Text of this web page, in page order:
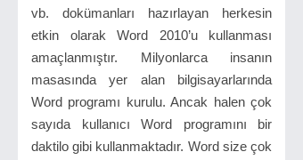
vb. dokümanları hazırlayan herkesin
etkin olarak Word 2010’u kullanması
amaçlanmıştır. Milyonlarca insanın
masasında yer alan bilgisayarlarında
Word programı kurulu. Ancak halen çok
sayıda kullanıcı Word programını bir
daktilo gibi kullanmaktadır. Word size çok